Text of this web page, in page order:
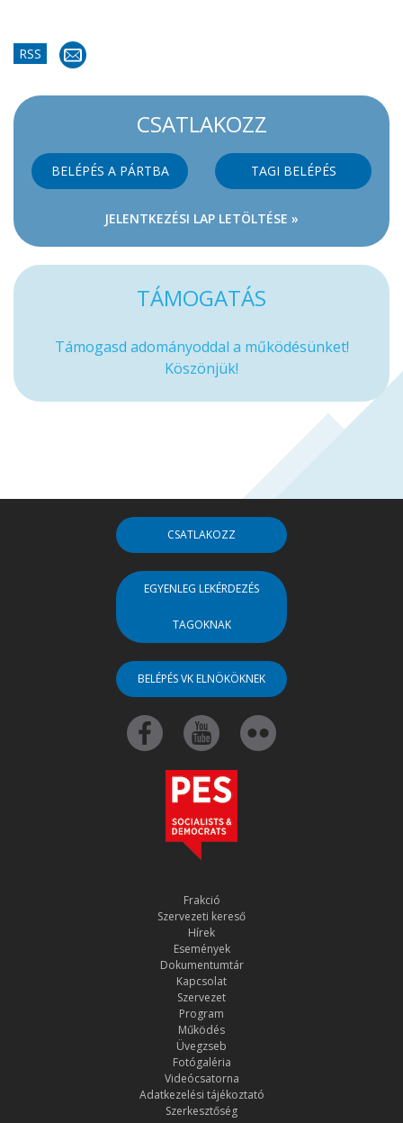
RSS
CSATLAKOZZ
BELÉPÉS A PÁRTBA TAGI BELÉPÉS
JELENTKEZÉSI LAP LETÖLTÉSE »
TÁMOGATÁS
Támogasd adományoddal a működésünket!
Köszönjük!
CSATLAKOZZ
EGYENLEG LEKÉRDEZÉS
TAGOKNAK
BELÉPÉS VK ELNÖKÖKNEK
Frakció
Szervezeti kereső
Hírek
Események
Dokumentumtár
Kapcsolat
Szervezet
Program
Működés
Üvegzseb
Fotógaléria
Videócsatorna
Adatkezelési tájékoztató
Szerkesztőség